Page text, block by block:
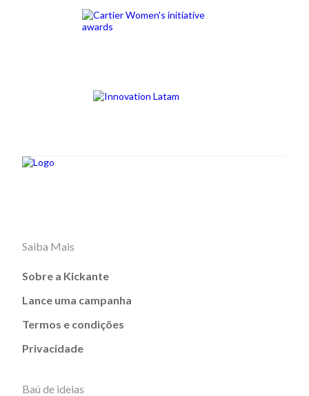
Saiba Mais
Sobre a Kickante
Lance uma campanha
Termos e condições
Privacidade
Baú de ideias